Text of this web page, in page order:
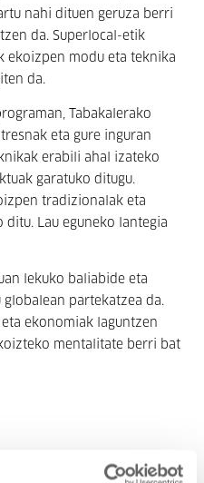
nahi dituen geruza berri
da. Superlocal-etik
ekoizpen modu eta teknika
da.
Tabakalerako
eta gure inguran
erabili ahal izateko
garatuko ditugu.
tradizionalak eta
Lau eguneko lantegia
lekuko baliabide eta
partekatzea da.
ekonomiak laguntzen
mentalitate berri bat